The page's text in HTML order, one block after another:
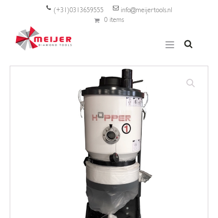
(+31)0313659555
info@meijertools.nl
0 items